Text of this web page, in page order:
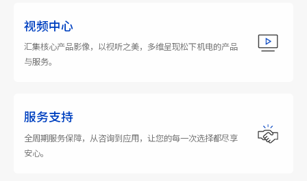
视频中心
汇集核心产品影像，以视听之美，多维呈现松下机电的产品
与服务。
服务支持
全周期服务保障，从咨询到应用，让您的每一次选择都尽享
安心。